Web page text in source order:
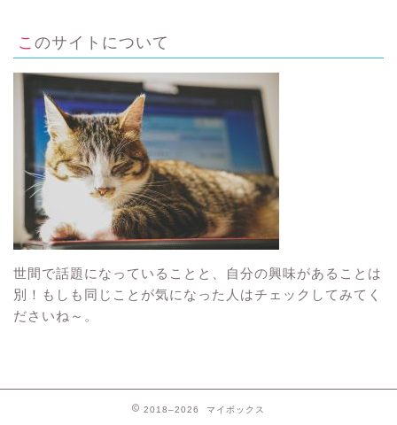
このサイトについて
世間で話題になっていることと、自分の興味があることは
別！もしも同じことが気になった人はチェックしてみてく
ださいね～。
2018–2026 マイボックス